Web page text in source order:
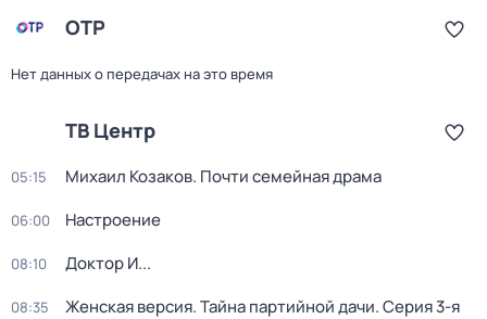
ОТР
Нет данных о передачах на это время
ТВ Центр
05:15 Михаил Козаков. Почти семейная драма
06:00 Настроение
08:10 Доктор И...
08:35 Женская версия. Тайна партийной дачи. Серия 3-я